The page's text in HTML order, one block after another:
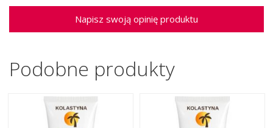
Napisz swoją opinię produktu
Podobne produkty